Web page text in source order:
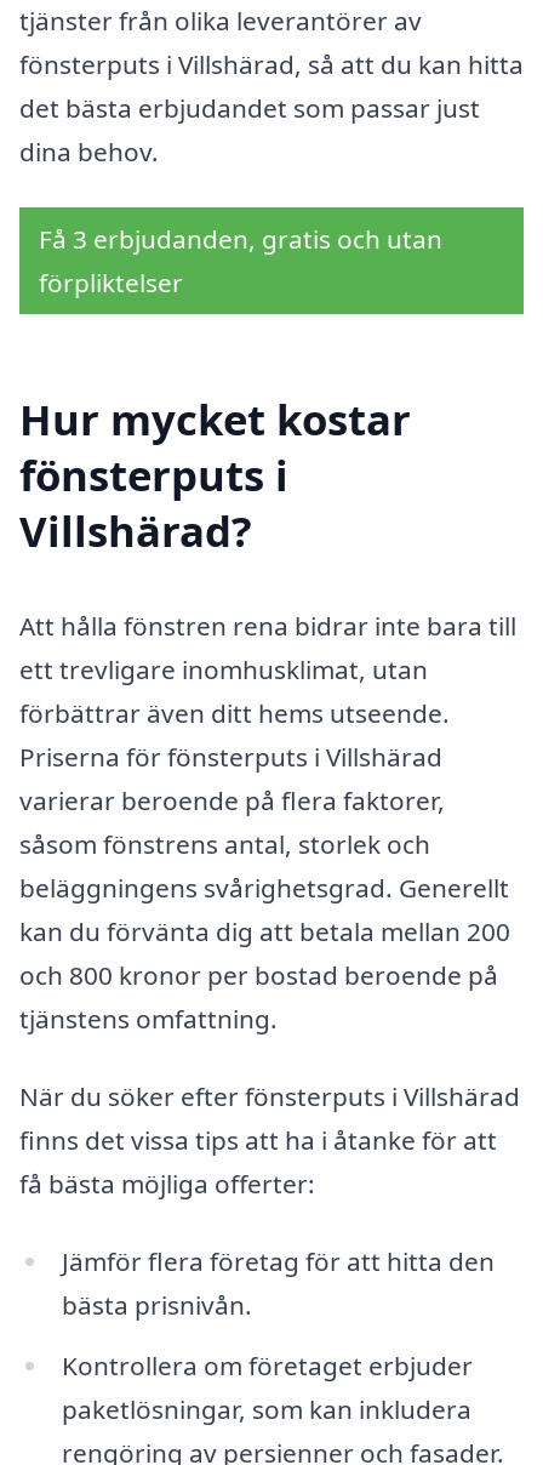
tjänster från olika leverantörer av
fönsterputs i Villshärad, så att du kan hitta
det bästa erbjudandet som passar just
dina behov.
Få 3 erbjudanden, gratis och utan
förpliktelser
Hur mycket kostar
fönsterputs i
Villshärad?
Att hålla fönstren rena bidrar inte bara till
ett trevligare inomhusklimat, utan
förbättrar även ditt hems utseende.
Priserna för fönsterputs i Villshärad
varierar beroende på flera faktorer,
såsom fönstrens antal, storlek och
beläggningens svårighetsgrad. Generellt
kan du förvänta dig att betala mellan 200
och 800 kronor per bostad beroende på
tjänstens omfattning.
När du söker efter fönsterputs i Villshärad
finns det vissa tips att ha i åtanke för att
få bästa möjliga offerter:
Jämför flera företag för att hitta den
bästa prisnivån.
Kontrollera om företaget erbjuder
paketlösningar, som kan inkludera
rengöring av persienner och fasader.